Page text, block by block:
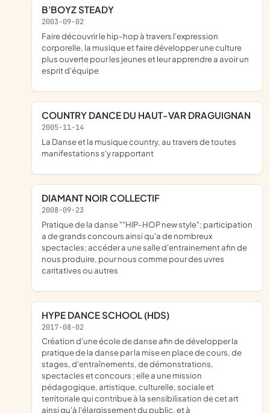
B'BOYZ STEADY
2003-09-02
Faire découvrir le hip-hop à travers l'expression
corporelle, la musique et faire développer une culture
plus ouverte pour les jeunes et leur apprendre a avoir un
esprit d'équipe
COUNTRY DANCE DU HAUT-VAR DRAGUIGNAN
2005-11-14
La Danse et la musique country, au travers de toutes
manifestations s'y rapportant
DIAMANT NOIR COLLECTIF
2008-09-23
Pratique de la danse ""HIP-HOP new style"; participation
a de grands concours ainsi qu'a de nombreux
spectacles; accéder a une salle d'entrainement afin de
nous produire, pour nous comme pour des uvres
caritatives ou autres
HYPE DANCE SCHOOL (HDS)
2017-08-02
création d'une école de danse afin de développer la
pratique de la danse par la mise en place de cours, de
stages, d'entraînements, de démonstrations,
spectacles et concours ; elle a une mission
pédagogique, artistique, culturelle, sociale et
territoriale qui contribue à la sensibilisation de cet art
ainsi qu'à l'élargissement du public, et à